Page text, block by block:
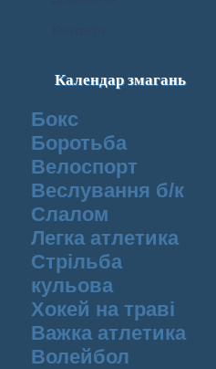
Календар змагань
Бокс
Боротьба
Велоспорт
Веслування б/к
Cлалом
Легка атлетика
Стрільба
кульова
Хокей на траві
Важка атлетика
Волейбол